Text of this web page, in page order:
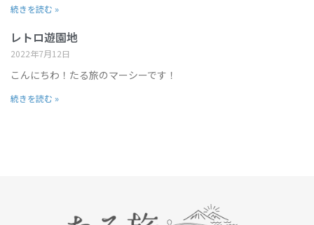
続きを読む »
レトロ遊園地
2022年7月12日
こんにちわ！たる旅のマーシーです！
続きを読む »